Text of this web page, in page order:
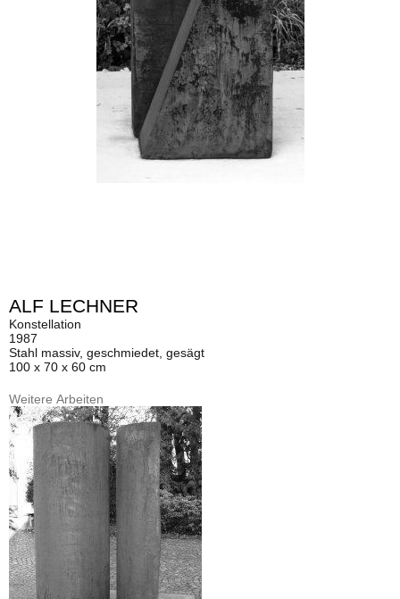
ALF LECHNER
Konstellation
1987
Stahl massiv, geschmiedet, gesägt
100 x 70 x 60 cm
Weitere Arbeiten